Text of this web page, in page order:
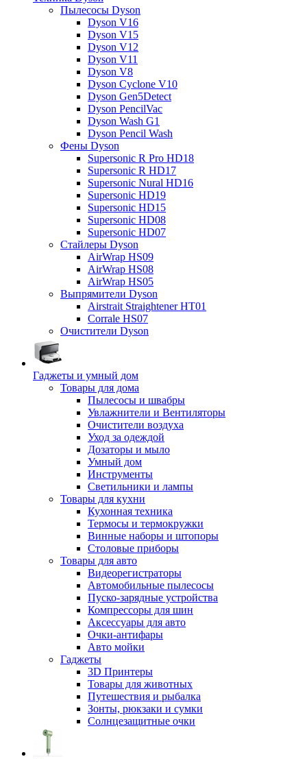
Пылесосы Dyson
Dyson V16
Dyson V15
Dyson V12
Dyson V11
Dyson V8
Dyson Cyclone V10
Dyson Gen5Detect
Dyson PencilVac
Dyson Wash G1
Dyson Pencil Wash
Фены Dyson
Supersonic R Pro HD18
Supersonic R HD17
Supersonic Nural HD16
Supersonic HD19
Supersonic HD15
Supersonic HD08
Supersonic HD07
Стайлеры Dyson
AirWrap HS09
AirWrap HS08
AirWrap HS05
Выпрямители Dyson
Airstrait Straightener HT01
Corrale HS07
Очистители Dyson
Гаджеты и умный дом
Товары для дома
Пылесосы и швабры
Увлажнители и Вентиляторы
Очистители воздуха
Уход за одеждой
Дозаторы и мыло
Умный дом
Инструменты
Светильники и лампы
Товары для кухни
Кухонная техника
Термосы и термокружки
Винные наборы и штопоры
Столовые приборы
Товары для авто
Видеорегистраторы
Автомобильные пылесосы
Пуско-зарядные устройства
Компрессоры для шин
Аксессуары для авто
Очки-антифары
Авто мойки
Гаджеты
3D Принтеры
Товары для животных
Путешествия и рыбалка
Зонты, рюкзаки и сумки
Солнцезащитные очки